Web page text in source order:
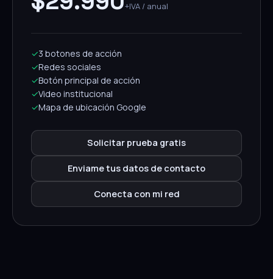
+IVA / anual
✓3 botones de acción
✓Redes sociales
✓Botón principal de acción
✓Video institucional
✓Mapa de ubicación Google
Solicitar prueba gratis
Enviame tus datos de contacto
Conecta con mi red